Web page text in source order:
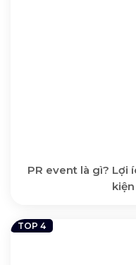
PR event là gì? Lợi